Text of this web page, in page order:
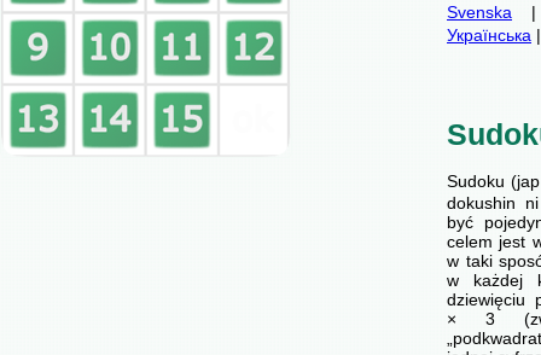
Svenska
Українська
Sudoku
dokushin
być
celem jest
w taki
w każdej
dziewięciu
× 3